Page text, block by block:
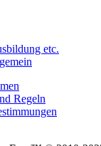
etc.
Regeln